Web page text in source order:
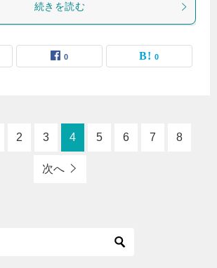
続きを読む
0 0
2 3 4 5 6 7 8
次へ